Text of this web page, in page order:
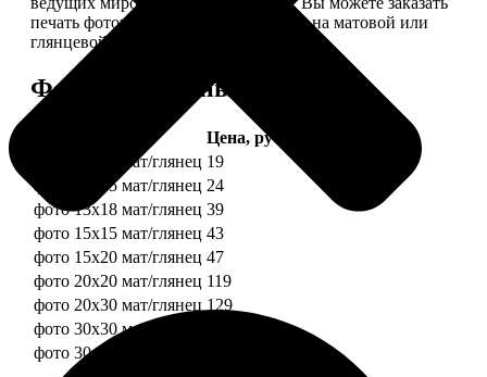
печать фотографий разных форматов на матовой или
глянцевой фотобумаге.
Форматы и цены
Цена, руб.
фото 10х10 мат/глянец 19
фото 10х15 мат/глянец 24
фото 13х18 мат/глянец 39
фото 15х15 мат/глянец 43
фото 15х20 мат/глянец 47
фото 20х20 мат/глянец 119
фото 20х30 мат/глянец 129
фото 30х30 мат/глянец
фото 30х40 мат/глянец